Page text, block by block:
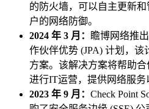
的防火墙，可以自主更新
户的网络防御。
2024 年 3 月：
瞻博网络推
作伙伴优势 (JPA) 计划，
方案。该解决方案将帮助
进行IT运营，提供网络服务
2023 年 9 月： Check Point